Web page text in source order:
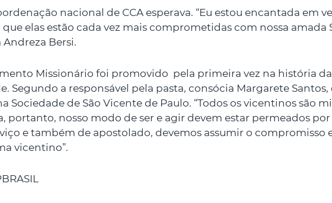
nacional de CCA esperava. “Eu estou encantada em
elas estão cada vez mais comprometidas com nossa amada
Bersi.
Missionário foi promovido pela primeira vez na história
Segundo a responsável pela pasta, consócia Margarete
Sociedade de São Vicente de Paulo. “Todos os vicentinos são
portanto, nosso modo de ser e agir devem estar permeados por
e também de apostolado, devemos assumir o
vicentino”.